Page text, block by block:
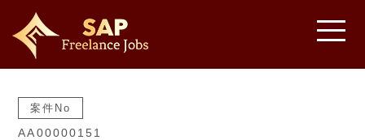
案件No
AA00000151